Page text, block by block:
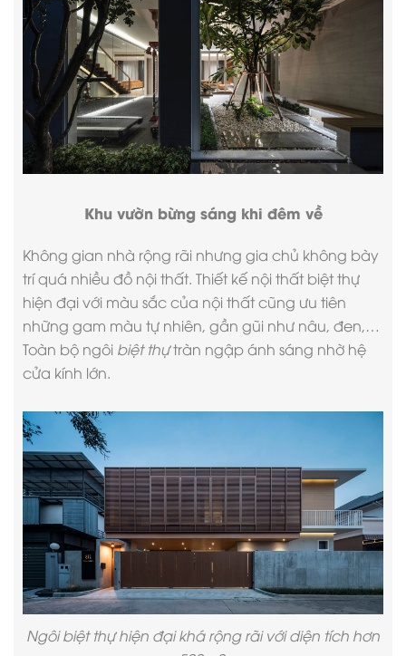
Khu vườn bừng sáng khi đêm về
Không gian nhà rộng rãi nhưng gia chủ không bày
trí quá nhiều đồ nội thất. Thiết kế nội thất biệt thự
hiện đại với màu sắc của nội thất cũng ưu tiên
những gam màu tự nhiên, gần gũi như nâu, đen,…
Toàn bộ ngôi biệt thựtràn ngập ánh sáng nhờ hệ
cửa kính lớn.
Ngôi biệt thự hiện đại khá rộng rãi với diện tích hơn